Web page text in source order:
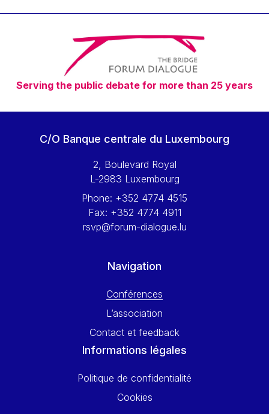
Timothy Radcliffe
Vaclav Klaus
Vassilios Skouris
Vítor Manuel da Silva Caldeira
Viviane Reding
Walter Hagg
Wolfgang Ketterle
Yossi Beillin
Yves FRANCHET
Serving the public debate for more than 25 years
C/O Banque centrale du Luxembourg
2, Boulevard Royal
L-2983 Luxembourg
Phone: +352 4774 4515
Fax: +352 4774 4911
rsvp@forum-dialogue.lu
Navigation
Conférences
L’association
Contact et feedback
Informations légales
Politique de confidentialité
Cookies